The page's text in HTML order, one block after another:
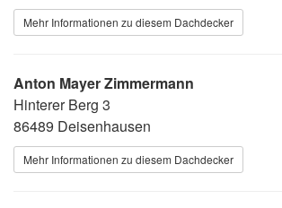
Mehr Informationen zu diesem Dachdecker
Anton Mayer Zimmermann
Hinterer Berg 3
86489 Deisenhausen
Mehr Informationen zu diesem Dachdecker